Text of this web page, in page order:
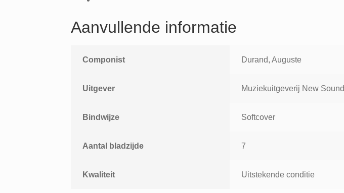
solo
aantal
Aanvullende informatie
Componist Durand, Auguste
Uitgever Muziekuitgeverij New Sound
Bindwijze Softcover
Aantal bladzijde 7
Kwaliteit Uitstekende conditie